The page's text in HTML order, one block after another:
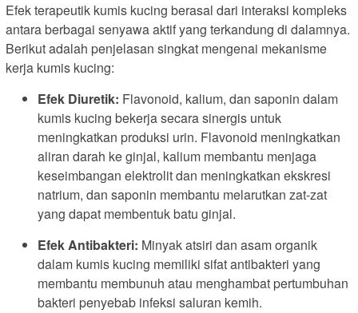
Efek terapeutik kumis kucing berasal dari interaksi kompleks
antara berbagai senyawa aktif yang terkandung di dalamnya.
Berikut adalah penjelasan singkat mengenai mekanisme
kerja kumis kucing:
Efek Diuretik: Flavonoid, kalium, dan saponin dalam
kumis kucing bekerja secara sinergis untuk
meningkatkan produksi urin. Flavonoid meningkatkan
aliran darah ke ginjal, kalium membantu menjaga
keseimbangan elektrolit dan meningkatkan ekskresi
natrium, dan saponin membantu melarutkan zat-zat
yang dapat membentuk batu ginjal.
Efek Antibakteri: Minyak atsiri dan asam organik
dalam kumis kucing memiliki sifat antibakteri yang
membantu membunuh atau menghambat pertumbuhan
bakteri penyebab infeksi saluran kemih.